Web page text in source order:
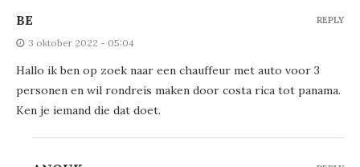
BE
3 oktober 2022 - 05:04
Hallo ik ben op zoek naar een chauffeur met auto voor 3
personen en wil rondreis maken door costa rica tot panama.
Ken je iemand die dat doet.
REPLY